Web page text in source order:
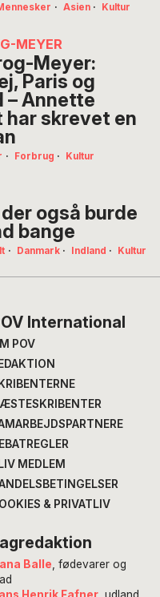
· Asien · Kultur
MEYER
Meyer:
Paris og
– Annette
skrevet en
· Forbrug · Kultur
også burde
bange
· Danmark · Indland · Kultur
International
POV
MEDLEM
& PRIVATLIV
Balle, fødevarer og